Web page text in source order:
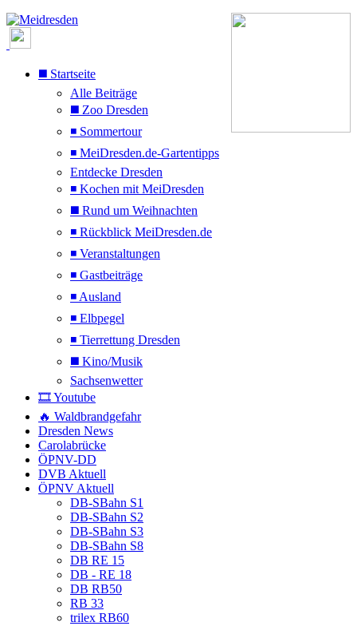
◼️ Startseite
Alle Beiträge
◼️ Zoo Dresden
◾ Sommertour
◾ MeiDresden.de-Gartentipps
Entdecke Dresden
◾ Kochen mit MeiDresden
◼️ Rund um Weihnachten
◾ Rückblick MeiDresden.de
◾ Veranstaltungen
◾ Gastbeiträge
◾ Ausland
◾ Elbpegel
◾ Tierrettung Dresden
◼️ Kino/Musik
Sachsenwetter
🎞️ Youtube
🔥 Waldbrandgefahr
Dresden News
Carolabrücke
ÖPNV-DD
DVB Aktuell
ÖPNV Aktuell
DB-SBahn S1
DB-SBahn S2
DB-SBahn S3
DB-SBahn S8
DB RE 15
DB - RE 18
DB RB50
RB 33
trilex RB60